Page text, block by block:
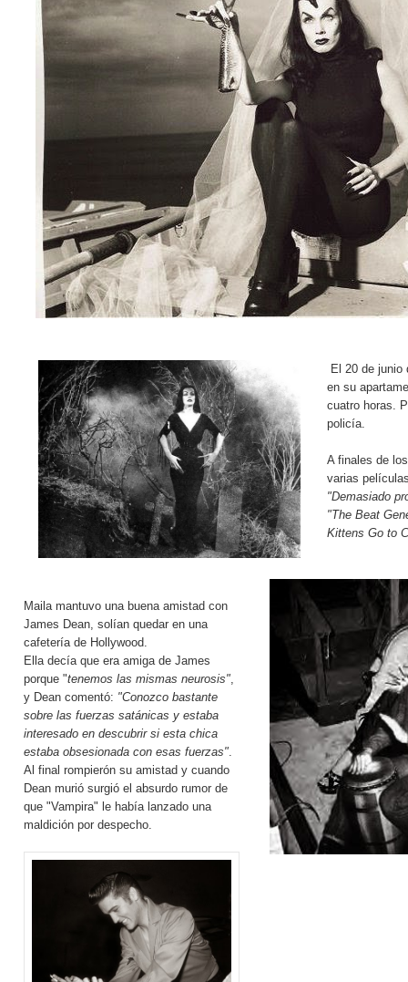
El 20 de junio
en su
cuatro horas.
policía.
A finales de
varias
"Demasiado
"The Beat
Kittens Go to
Maila mantuvo una buena amistad con
James Dean, solían quedar en una
cafetería de Hollywood.
Ella decía que era amiga de James
porque "tenemos las mismas neurosis"
y Dean comentó: "Conozco bastante
sobre las fuerzas satánicas y estaba
interesado en descubrir si esta chica
estaba obsesionada con esas fuerzas"
Al final rompierón su amistad y cuando
Dean murió surgió el absurdo rumor de
que "Vampira" le había lanzado una
maldición por despecho.